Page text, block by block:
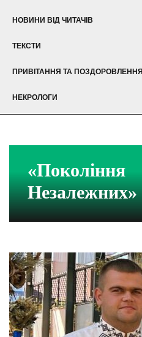
НОВИНИ ВІД ЧИТАЧІВ
ТЕКСТИ
ПРИВІТАННЯ ТА ПОЗДОРОВЛЕННЯ
НЕКРОЛОГИ
«Покоління
Незалежних»